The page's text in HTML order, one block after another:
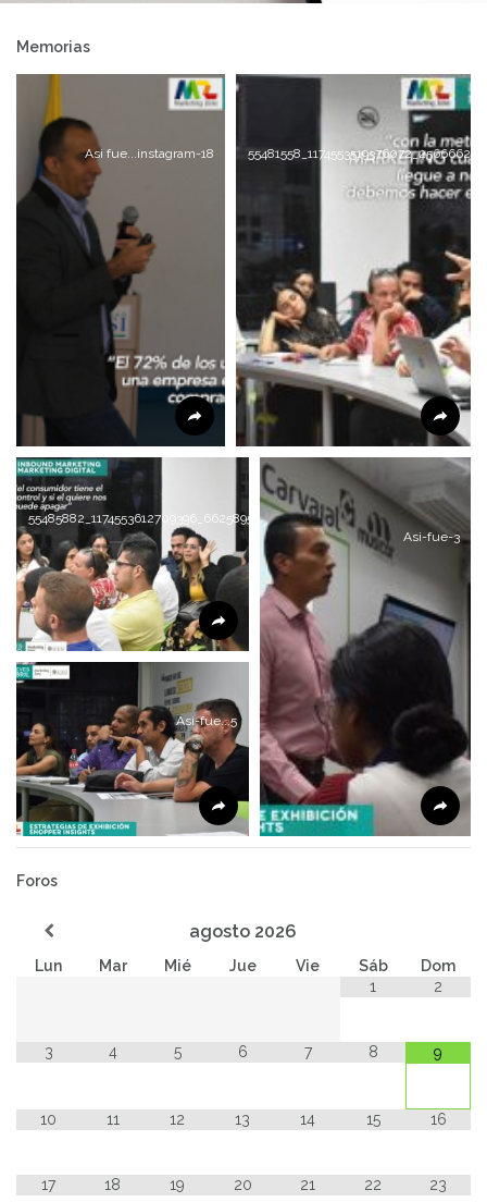
Memorias
Asi fue...instagram-18
55485882_1174553612709396_6625895542742319104_n
Asi-fue-3
Asi-fue...5
Foros
agosto 2026
Lun Mar Mié Jue Vie Sáb
Dom
1
2
3 4 5 6 7 8 9
10 11 12 13 14 15 16
17 18 19 20 21 22 23